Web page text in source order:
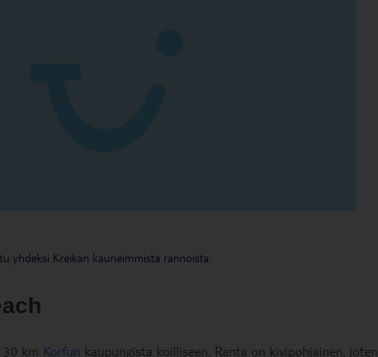
yhdeksi Kreikan kauneimmista rannoista.
km Korfun kaupungista koilliseen. Ranta on kivipohjainen, joten